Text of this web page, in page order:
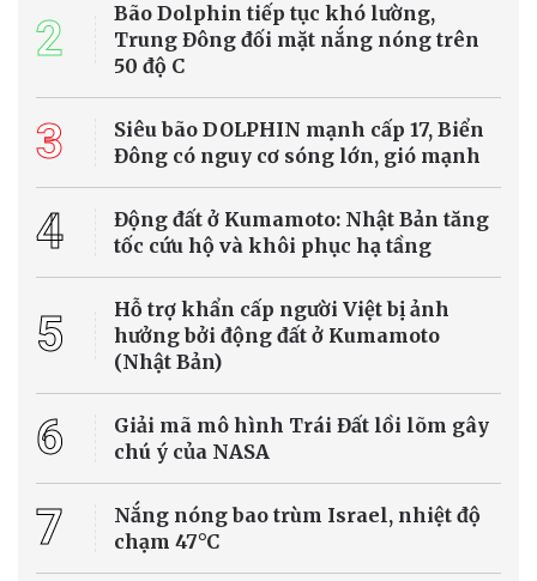
2
Bão Dolphin tiếp tục khó lường,
Trung Đông đối mặt nắng nóng trên
50 độ C
3
Siêu bão DOLPHIN mạnh cấp 17, Biển
Đông có nguy cơ sóng lớn, gió mạnh
4
Động đất ở Kumamoto: Nhật Bản tăng
tốc cứu hộ và khôi phục hạ tầng
5
Hỗ trợ khẩn cấp người Việt bị ảnh
hưởng bởi động đất ở Kumamoto
(Nhật Bản)
6
Giải mã mô hình Trái Đất lồi lõm gây
chú ý của NASA
7
Nắng nóng bao trùm Israel, nhiệt độ
chạm 47°C